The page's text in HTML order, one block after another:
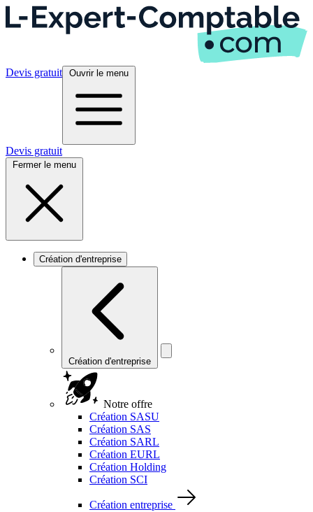
Devis gratuit Ouvrir le menu
Devis gratuit
Fermer le menu
Création d'entreprise
Création d'entreprise
Notre offre
Création SASU
Création SAS
Création SARL
Création EURL
Création Holding
Création SCI
Création entreprise